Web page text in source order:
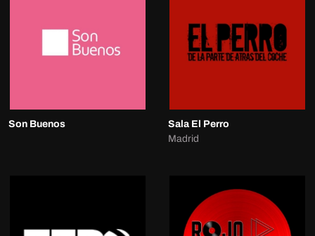
Son Buenos
Sala El Perro
Madrid